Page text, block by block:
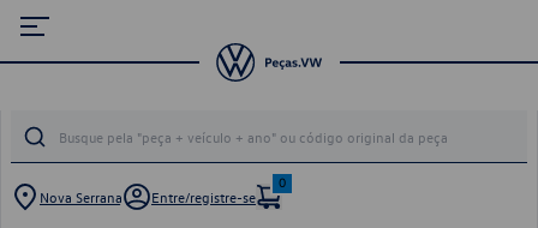
Nova Serrana Entre/registre-se
0